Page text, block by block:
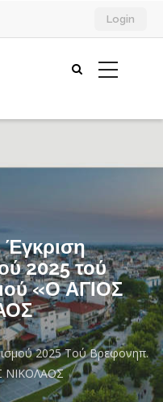
Login
2025 τού
«Ο ΑΓΙΟΣ
2025 Τού Βρεφονηπ.
ΝΙΚΟΛΑΟΣ